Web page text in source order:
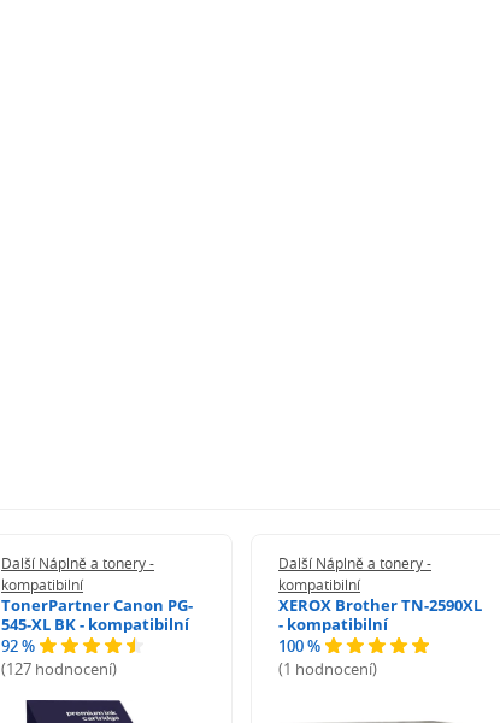
Další Náplně a tonery -
kompatibilní
TonerPartner Canon PG-
545-XL BK - kompatibilní
92 %
(127 hodnocení)
Další Náplně a tonery -
kompatibilní
XEROX Brother TN-2590XL
- kompatibilní
100 %
(1 hodnocení)